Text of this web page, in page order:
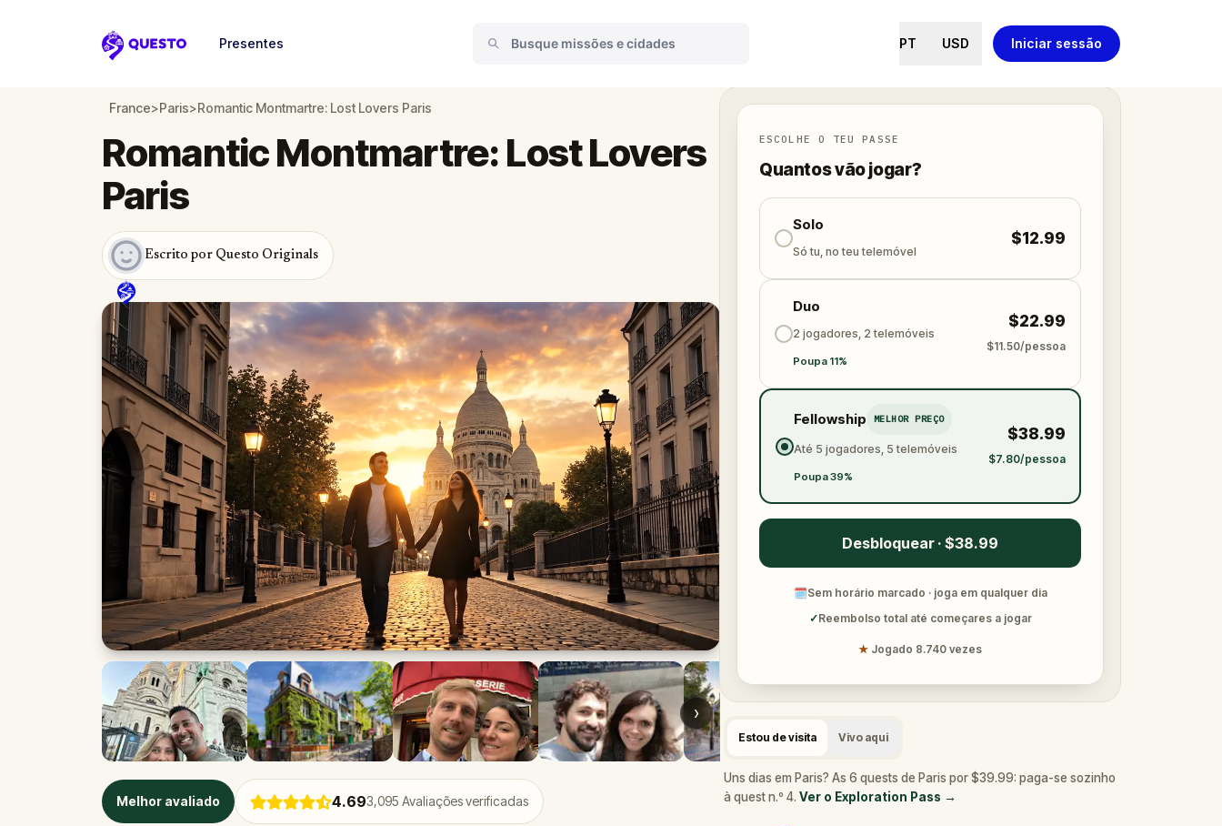
Questo
Presentes PT USD Iniciar sessão
France>Paris>Romantic Montmartre: Lost Lovers Paris
›
Melhor avaliado 4.693,095 Avaliações verificadas
Romantic Montmartre: Lost Lovers
Paris
Escrito por Questo Originals
ESCOLHE O TEU PASSE
Quantos vão jogar?
Solo
Só tu, no teu telemóvel
$12.99
Duo
2 jogadores, 2 telemóveis
Poupa 11%
$22.99
$11.50/pessoa
Fellowship MELHOR PREÇO
Até 5 jogadores, 5 telemóveis
Poupa 39%
$38.99
$7.80/pessoa
Desbloquear · $38.99
🗓Sem horário marcado · joga em qualquer dia
✓Reembolso total até começares a jogar
★ Jogado 8.740 vezes
Estou de visita Vivo aqui
Uns dias em Paris? As 6 quests de Paris por $39.99: paga-se sozinho
à quest n.º 4. Ver o Exploration Pass →